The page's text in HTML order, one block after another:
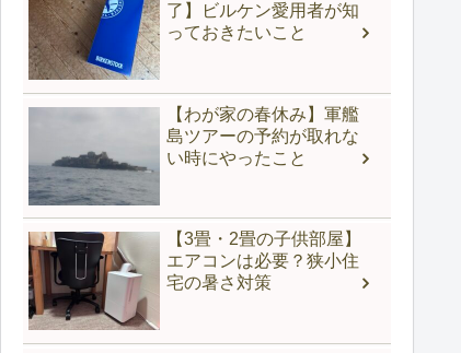
了】ビルケン愛用者が知
っておきたいこと
【わが家の春休み】軍艦
島ツアーの予約が取れな
い時にやったこと
【3畳・2畳の子供部屋】
エアコンは必要？狭小住
宅の暑さ対策